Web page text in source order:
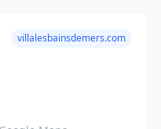
villalesbainsdemers.com